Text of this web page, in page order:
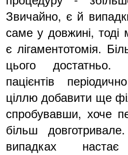
Звичайно, є й
саме у довжині,
є лігаментотомія.
цього достатньо.
пацієнтів
ціллю добавити ще
спробувавши, хоче
більш
випадках